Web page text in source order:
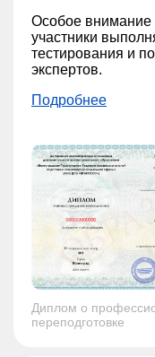
Особое внимание
участники
тестирования и
экспертов.
Подробнее
Диплом о
переподготовке